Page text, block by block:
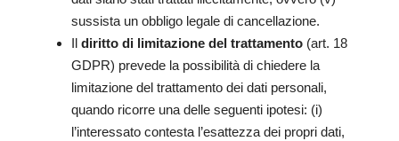
sussista un obbligo legale di cancellazione.
Il diritto di limitazione del trattamento (art. 18
GDPR) prevede la possibilità di chiedere la
limitazione del trattamento dei dati personali,
quando ricorre una delle seguenti ipotesi: (i)
l’interessato contesta l’esattezza dei propri dati,